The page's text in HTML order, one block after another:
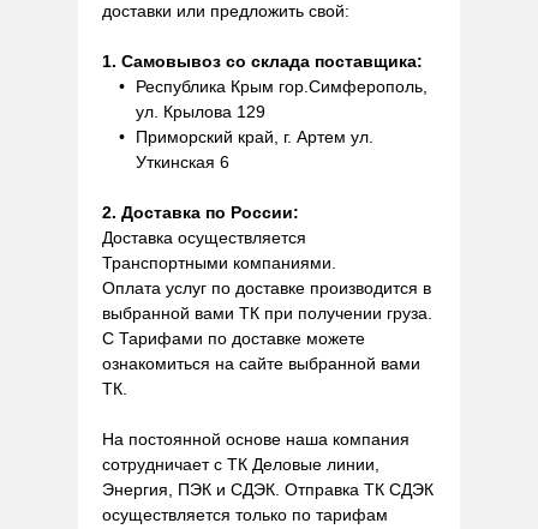
доставки или предложить свой:
1. Самовывоз со склада поставщика:
Республика Крым гор.Симферополь,
ул. Крылова 129
Приморский край, г. Артем ул.
Уткинская 6
2. Доставка по России:
Доставка осуществляется
Транспортными компаниями.
Оплата услуг по доставке производится в
выбранной вами ТК при получении груза.
С Тарифами по доставке можете
ознакомиться на сайте выбранной вами
ТК.
На постоянной основе наша компания
сотрудничает с ТК Деловые линии,
Энергия, ПЭК и СДЭК. Отправка ТК СДЭК
осуществляется только по тарифам